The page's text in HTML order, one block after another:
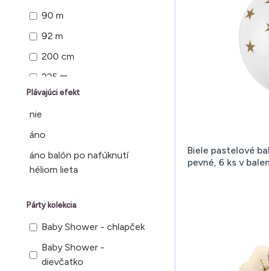
38
39
43
59
66 x 78 cm pred
nafúknutím, 52 x 61 cm
74
86
93
96
98
99
90 m
92 m
200 cm
225 m
300 cm
900 cm
Plávajúci efekt
nie
áno
áno balón po nafúknutí
héliom lieta
Párty kolekcia
Baby Shower - chlapček
Baby Shower -
dievčatko
Biele pastelové
pevné, 6 ks v